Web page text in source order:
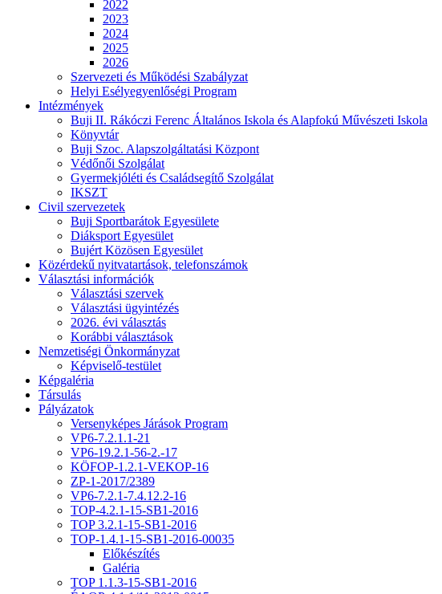
2022
2023
2024
2025
2026
Szervezeti és Működési Szabályzat
Helyi Esélyegyenlőségi Program
Intézmények
Buji II. Rákóczi Ferenc Általános Iskola és Alapfokú Művészeti Iskola
Könyvtár
Buji Szoc. Alapszolgáltatási Központ
Védőnői Szolgálat
Gyermekjóléti és Családsegítő Szolgálat
IKSZT
Civil szervezetek
Buji Sportbarátok Egyesülete
Diáksport Egyesület
Bujért Közösen Egyesület
Közérdekű nyitvatartások, telefonszámok
Választási információk
Választási szervek
Választási ügyintézés
2026. évi választás
Korábbi választások
Nemzetiségi Önkormányzat
Képviselő-testület
Képgaléria
Társulás
Pályázatok
Versenyképes Járások Program
VP6-7.2.1.1-21
VP6-19.2.1-56-2.-17
KÖFOP-1.2.1-VEKOP-16
ZP-1-2017/2389
VP6-7.2.1-7.4.12.2-16
TOP-4.2.1-15-SB1-2016
TOP 3.2.1-15-SB1-2016
TOP-1.4.1-15-SB1-2016-00035
Előkészítés
Galéria
TOP 1.1.3-15-SB1-2016